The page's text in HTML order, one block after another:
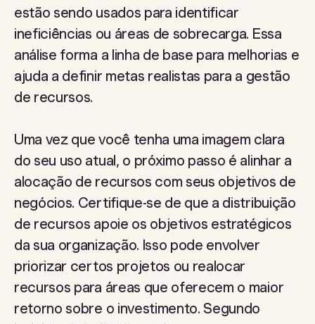
estão sendo usados para identificar
ineficiências ou áreas de sobrecarga. Essa
análise forma a linha de base para melhorias e
ajuda a definir metas realistas para a gestão
de recursos.
Uma vez que você tenha uma imagem clara
do seu uso atual, o próximo passo é alinhar a
alocação de recursos com seus objetivos de
negócios. Certifique-se de que a distribuição
de recursos apoie os objetivos estratégicos
da sua organização. Isso pode envolver
priorizar certos projetos ou realocar
recursos para áreas que oferecem o maior
retorno sobre o investimento. Segundo